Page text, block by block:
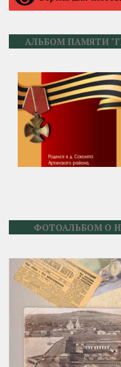
АЛЬБОМ ПАМЯТИ
ФОТОАЛЬБОМ О